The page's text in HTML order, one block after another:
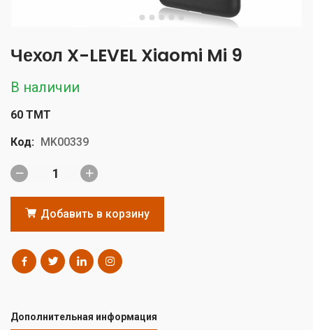
Чехол X-LEVEL Xiaomi Mi 9
В наличии
60 TMT
Код: MK00339
Добавить в корзину
Дополнительная информация